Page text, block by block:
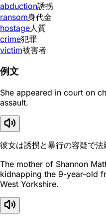
abduction誘拐
ransom身代金
hostage人質
crime犯罪
victim被害者
例文
She appeared in court on
assault.
彼女は誘拐と暴行の容疑で法
The mother of Shannon
kidnapping the 9-year-old
West Yorkshire.